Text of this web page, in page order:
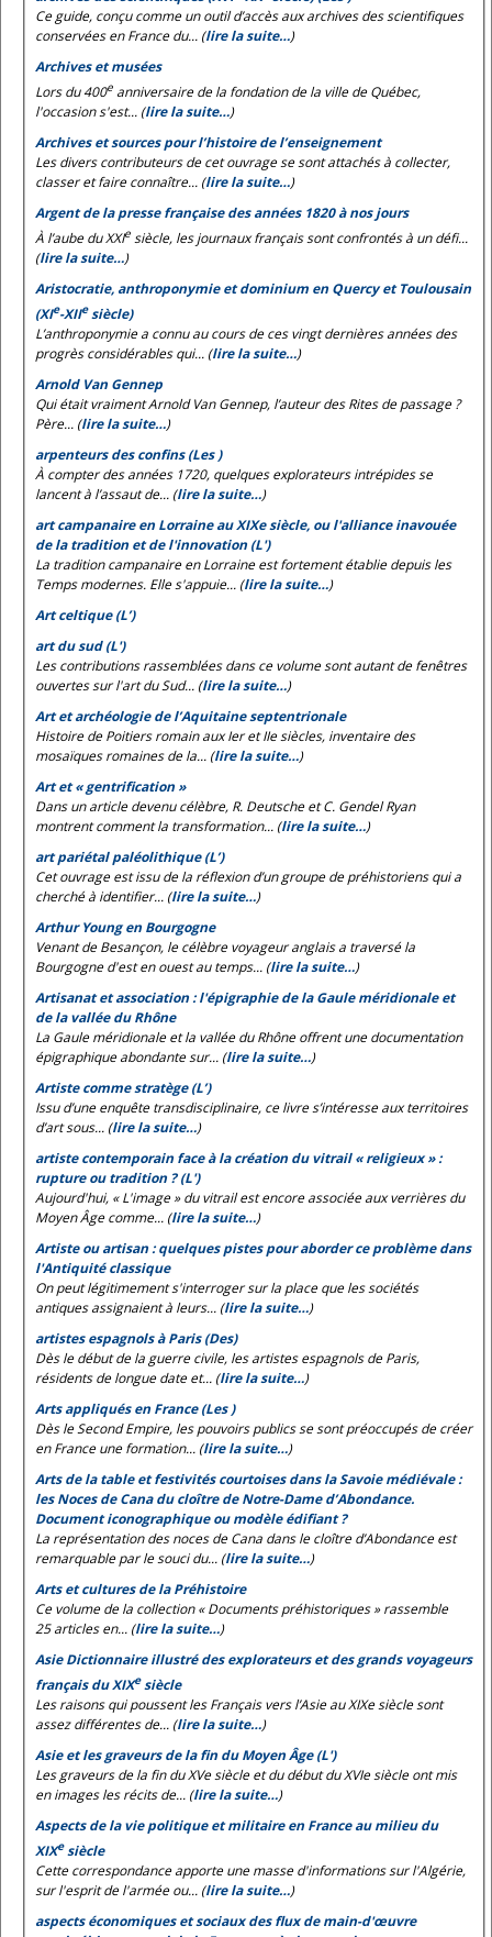
Ce guide, conçu comme un outil d’accès aux archives des scientifiques
conservées en France du... (lire la suite…)
Archives et musées
Lors du 400e anniversaire de la fondation de la ville de Québec,
l'occasion s'est... (lire la suite…)
Archives et sources pour l’histoire de l’enseignement
Les divers contributeurs de cet ouvrage se sont attachés à collecter,
classer et faire connaître... (lire la suite…)
Argent de la presse française des années 1820 à nos jours
À l’aube du XXIe siècle, les journaux français sont confrontés à un défi...
(lire la suite…)
Aristocratie, anthroponymie et dominium en Quercy et Toulousain
(XIe-XIIesiècle)
L’anthroponymie a connu au cours de ces vingt dernières années des
progrès considérables qui... (lire la suite…)
Arnold Van Gennep
Qui était vraiment Arnold Van Gennep, l’auteur desRites de passage?
Père... (lire la suite…)
arpenteurs des confins (Les )
À compter des années 1720, quelques explorateurs intrépides se
lancent à l’assaut de... (lire la suite…)
art campanaire en Lorraine au XIXe siècle, ou l'alliance inavouée
de la tradition et de l'innovation (L')
La tradition campanaire en Lorraine est fortement établie depuis les
Temps modernes. Elle s'appuie... (lire la suite…)
Art celtique (L’)
art du sud (L')
Les contributions rassemblées dans ce volume sont autant de fenêtres
ouvertes sur l'art du Sud... (lire la suite…)
Art et archéologie de l’Aquitaine septentrionale
Histoire de Poitiers romain aux Ier et IIe siècles, inventaire des
mosaïques romaines de la... (lire la suite…)
Art et « gentrification »
Dans un article devenu célèbre, R. Deutsche et C. Gendel Ryan
montrent comment la transformation... (lire la suite…)
art pariétal paléolithique (L’)
Cet ouvrage est issu de la réflexion d’un groupe de préhistoriens qui a
cherché à identifier... (lire la suite…)
Arthur Young en Bourgogne
Venant de Besançon, le célèbre voyageur anglais a traversé la
Bourgogne d'est en ouest au temps... (lire la suite…)
Artisanat et association : l'épigraphie de la Gaule méridionale et
de la vallée du Rhône
La Gaule méridionale et la vallée du Rhône offrent une documentation
épigraphique abondante sur... (lire la suite…)
Artiste comme stratège (L’)
Issu d’une enquête transdisciplinaire, ce livre s’intéresse aux territoires
d’art sous... (lire la suite…)
artiste contemporain face à la création du vitrail « religieux » :
rupture ou tradition ? (L')
Aujourd'hui, « L'image » du vitrail est encore associée aux verrières du
Moyen Âge comme... (lire la suite…)
Artiste ou artisan : quelques pistes pour aborder ce problème dans
l'Antiquité classique
On peut légitimement s'interroger sur la place que les sociétés
antiques assignaient à leurs... (lire la suite…)
artistes espagnols à Paris (Des)
Dès le début de la guerre civile, les artistes espagnols de Paris,
résidents de longue date et... (lire la suite…)
Arts appliqués en France (Les )
Dès le Second Empire, les pouvoirs publics se sont préoccupés de créer
en France une formation... (lire la suite…)
Arts de la table et festivités courtoises dans la Savoie médiévale :
lesNoces de Canadu cloître de Notre-Dame d’Abondance.
Document iconographique ou modèle édifiant ?
La représentation des noces de Cana dans le cloître d’Abondance est
remarquable par le souci du... (lire la suite…)
Arts et cultures de la Préhistoire
Ce volume de la collection « Documents préhistoriques » rassemble
25 articles en... (lire la suite…)
Asie Dictionnaire illustré des explorateurs et des grands voyageurs
français du XIXesiècle
Les raisons qui poussent les Français vers l’Asie au XIXe siècle sont
assez différentes de... (lire la suite…)
Asie et les graveurs de la fin du Moyen Âge (L')
Les graveurs de la fin du XVe siècle et du début du XVIe siècle ont mis
en images les récits de... (lire la suite…)
Aspects de la vie politique et militaire en France au milieu du
XIXesiècle
Cette correspondance apporte une masse d'informations sur l'Algérie,
sur l'esprit de l'armée ou... (lire la suite…)
aspects économiques et sociaux des flux de main-d'œuvre